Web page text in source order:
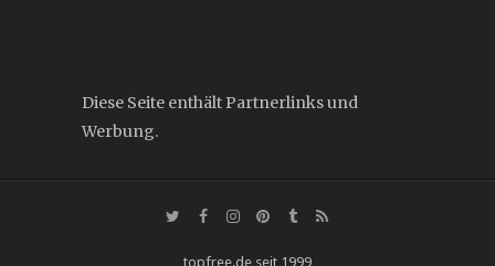
Diese Seite enthält Partnerlinks und
Werbung.
topfree.de seit 1999